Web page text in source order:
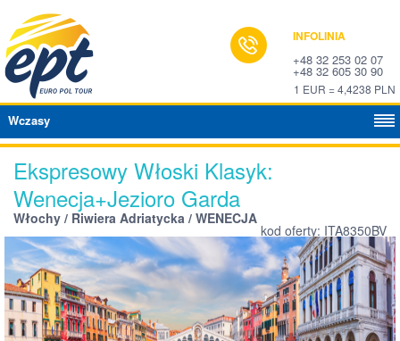
INFOLINIA
+48 32 253 02 07
+48 32 605 30 90
1 EUR = 4,4238 PLN
Wczasy
Ekspresowy Włoski Klasyk:
Wenecja+Jezioro Garda
Włochy / Riwiera Adriatycka / WENECJA
kod oferty: ITA8350BV